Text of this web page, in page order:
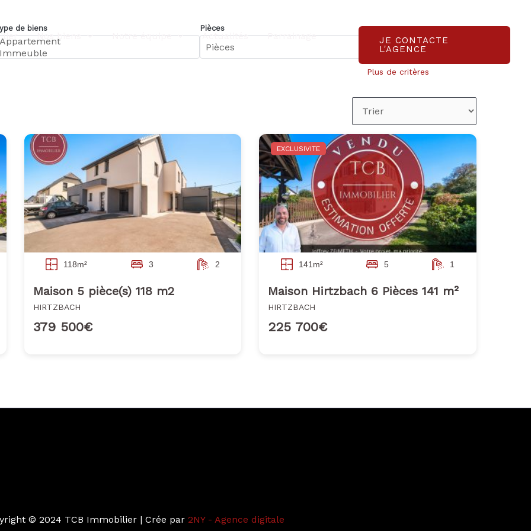
Nos biens Notre équipe Actualités
Parrainage
JE CONTACTE
L'AGENCE
de biens Pièces
Plus de critères
118m² 3 2
Maison 5 pièce(s) 118 m2
HIRTZBACH
379 500€
EXCLUSIVITE
141m² 5 1
Maison Hirtzbach 6 Pièces 141 m²
HIRTZBACH
225 700€
© 2024 TCB Immobilier | Crée par 2NY - Agence digitale